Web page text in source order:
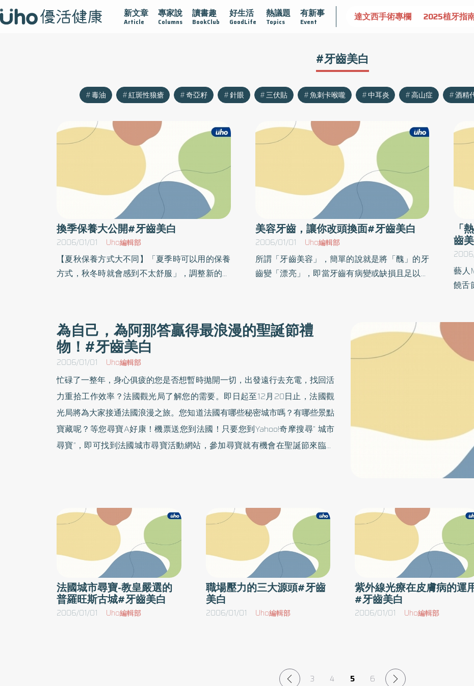
新文章
Article
專家說
Columns
讀書趣
BookClub
好生活
GoodLife
熱議題
Topics
有新事
Event
黏 守護腺在 疫情保衛戰 再生醫學 愛的未來視 認識攝護腺肥大 守護骨骼健康 達文西手術專欄 2025植牙指
#牙齒美白
毒油 紅斑性狼瘡 奇亞籽 針眼 三伏貼 魚刺卡喉嚨 中耳炎 高山症 酒精
換季保養大公開#牙齒美白
2006/01/01 Uho編輯部
【夏秋保養方式大不同】「夏季時可以用的保養
方式，秋冬時就會感到不太舒服」，調整新的保
失，保濕型乳液不可少。保濕型乳液包括凡士
林、動物性脂肪如綿羊油等，可以將水份從真皮
層帶到表皮層，尤其冬天特別乾燥時，甘油、玻
尿酸等都是不錯的選擇。敏感性皮膚的人，少用
菜瓜布類、布或刷子的身體清潔保護工具，而不
少人喜歡在冬天泡個舒服的澡，也要慎重考慮是
否會造成皮膚水份流失。【熱水澡水溫過高浸泡
過久皮膚易流失水份】冬天，不少人洗熱水澡
時，會將水溫調高，一泡就是一個多小時，剛進
及時擦拭乳液，或是皮膚容易過敏還泡熱水澡，
以為皮膚越是搔癢就越要泡熱水澡才舒服，都會
造成反效果，加速搔癢的程度，因此應視個人的
皮膚狀況，減少泡澡次數，洗澡時水溫也不宜過
熱。秋冬雖沒有夏天炙熱，皮膚防曬工作仍不可
少，只不過防曬保養品，可選擇防曬係數較低的
保養品，多注意補充皮膚水份。【泡完溫泉宜徹
底清潔與保濕】冬天是泡溫泉的好時機，不少人
美容牙齒，讓你改頭換面#牙齒美白
2006/01/01 Uho編輯部
所謂「牙齒美容」，簡單的說就是將「醜」的牙
齒變「漂亮」，即當牙齒有病變或缺損且足以影
美容的治療過程中，除了增進牙齒的美觀，改善
因牙齒外觀引起之心理障碍外，同時也增進牙齒
的咀嚼功能，幫忙促進口腔健康，是一舉數得的
治療方式與結果！ 因此，牙齒美容的範圍包涵廣
泛，狹義的「牙齒美容」，單純指牙齒的異常，
廣義的「牙齒美容」則指牙齒周圍各種組織的異
常或病變，讓牙齒呈現不美或變醜，足以影響美
觀與健康。若以治療方式導向的分類，牙齒美容
項目可包括： 《齒顎矯正治療》解決牙齒排列問
併正顎手術來矯治。《牙齒漂白治療》解決牙齒
外表顏色異常，通常對外在因素所引起的黃板牙
較有效，如：抽煙、喝茶、喝咖啡或牙齒本身均
勻的變黃，但對內在因素所引起的色斑，如：四
環黴素色斑則效果較差，其治療方式從最傳統的
超音波洗牙、牙齒拋亮、居家漂白、雷射漂白、
冷光漂白…等，需依牙齒變色程度選擇最適宜的
治療方式。《牙體復形術》解決牙齒表面局部凹
滿意之結果。《瓷牙修復術》當牙齒破損太大或
「
齒
藝人
饒舌
演
心
美白
白
視
自
美
耿
才
所
介紹
診
平
慣所
性跟
女
有想
治
題
為自己，為阿那答贏得最浪漫的聖誕節禮
物！#牙齒美白
2006/01/01 Uho編輯部
忙碌了一整年，身心俱疲的您是否想暫時拋開一切，出發遠行去充電，找回活
力重拾工作效率？法國觀光局了解您的需要。即日起至12月20日止，法國觀
光局將為大家接通法國浪漫之旅。您知道法國有哪些秘密城市嗎？有哪些景點
寶藏呢？等您尋寶A好康！機票送您到法國！只要您到Yahoo!奇摩搜尋” 城市
尋寶”，即可找到法國城市尋寶活動網站，參加尋寶就有機會在聖誕節來臨之
法國城市尋寶-教皇嚴選的
普羅旺斯古城#牙齒美白
2006/01/01 Uho編輯部
職場壓力的三大源頭#牙齒
美白
2006/01/01 Uho編輯部
紫外線光療在皮膚病的運
#牙齒美白
2006/01/01 Uho編輯部
3 4 5 6